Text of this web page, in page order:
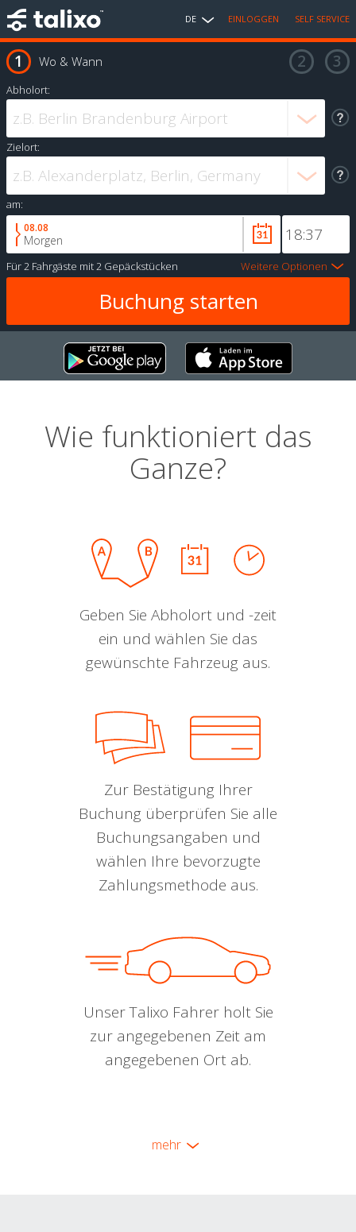
DE EINLOGGEN SELF SERVICE
Wo & Wann
Abholort:
Zielort:
am:
08.08
Morgen
Für2 Fahrgäste mit2 Gepäckstücken Weitere Optionen
Wie funktioniert das
Ganze?
Geben Sie Abholort und -zeit
ein und wählen Sie das
gewünschte Fahrzeug aus.
Zur Bestätigung Ihrer
Buchung überprüfen Sie alle
Buchungsangaben und
wählen Ihre bevorzugte
Zahlungsmethode aus.
Unser Talixo Fahrer holt Sie
zur angegebenen Zeit am
angegebenen Ort ab.
mehr